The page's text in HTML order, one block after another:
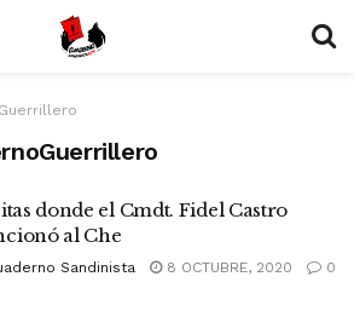
donde el Cmdt. Fidel Castro
al Che
Sandinista 8 OCTUBRE, 2020 0